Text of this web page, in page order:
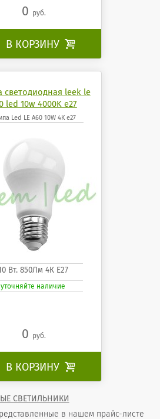
0 руб.
В КОРЗИНУ 
светодиодная leek le
led 10w 4000K e27
Led LE A60 10W 4K e27
Вт. 850Лм 4К Е27
уточняйте наличие
0 руб.
В КОРЗИНУ 
СВЕТИЛЬНИКИ
в нашем прайс-листе